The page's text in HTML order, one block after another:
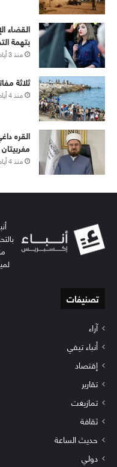
القضاء
بتهمة
منذ 3 أيام
ثلاثة
منذ 4 أيام
القره
منذ 4 أيام
تصنيفات
آراء
أنباء تيفي
إقتصاد
تقارير
تمازيغت
ثقافة
حديث الساعة
دولي